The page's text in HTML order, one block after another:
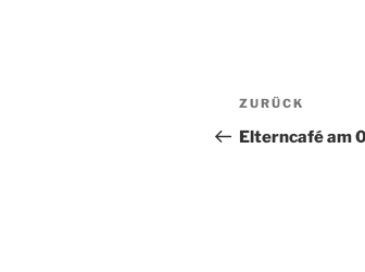
Vorheriger
Beitrag
ZURÜCK
Elterncafé am